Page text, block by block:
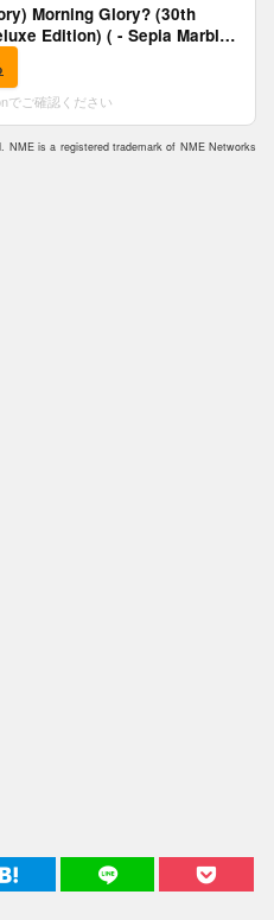
Morning Glory? (30th
Edition) ( - Sepia Marble
でご確認ください
is a registered trademark of NME Networks